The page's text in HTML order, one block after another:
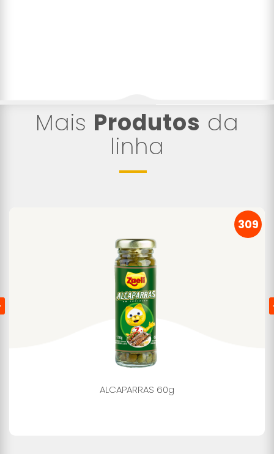
Mais Produtos da
linha
309
ALCAPARRAS 60g